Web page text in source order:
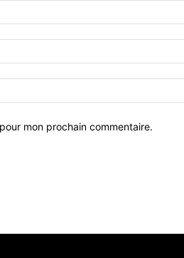
mon prochain commentaire.